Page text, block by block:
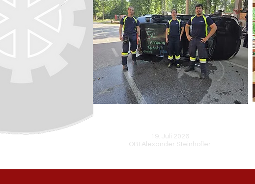
Technik I - Lehrgang erfolgreich
19. Juli 2026
OBI Alexander Steinhöfler